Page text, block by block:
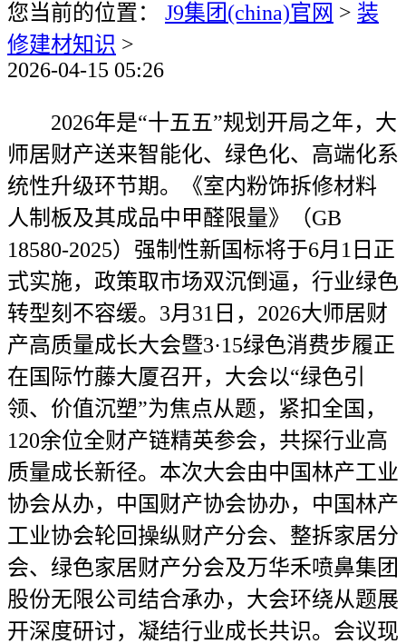
您当前的位置： J9集团(china)官网 > 装
修建材知识 >
2026-04-15 05:26
2026年是“十五五”规划开局之年，大
师居财产送来智能化、绿色化、高端化系
统性升级环节期。《室内粉饰拆修材料
人制板及其成品中甲醛限量》（GB
18580-2025）强制性新国标将于6月1日正
式实施，政策取市场双沉倒逼，行业绿色
转型刻不容缓。3月31日，2026大师居财
产高质量成长大会暨3·15绿色消费步履正
在国际竹藤大厦召开，大会以“绿色引
领、价值沉塑”为焦点从题，紧扣全国，
120余位全财产链精英参会，共探行业高
质量成长新径。本次大会由中国林产工业
协会从办，中国财产协会协办，中国林产
工业协会轮回操纵财产分会、整拆家居分
会、绿色家居财产分会及万华禾喷鼻集团
股份无限公司结合承办，大会环绕从题展
开深度研讨，凝结行业成长共识。会议现